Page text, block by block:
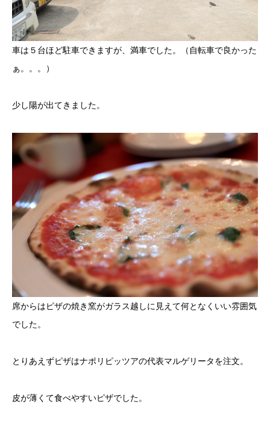
車は５台ほど駐車できますが、満車でした。（自転車で良かった
ぁ。。。）
少し陽が出てきました。
席からはピザの焼き窯がガラス越しに見えて何となくいい雰囲気
でした。
とりあえずピザはナポリピッツアの代表マルゲリータを注文。
皮が薄くて食べやすいピザでした。